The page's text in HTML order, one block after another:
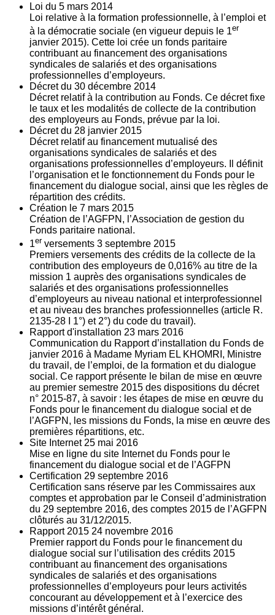
Loi du 5 mars 2014
Loi relative à la formation professionnelle, à l’emploi et
à la démocratie sociale (en vigueur depuis le 1er
janvier 2015). Cette loi crée un fonds paritaire
contribuant au financement des organisations
syndicales de salariés et des organisations
professionnelles d’employeurs.
Décret du 30 décembre 2014
Décret relatif à la contribution au Fonds. Ce décret fixe
le taux et les modalités de collecte de la contribution
des employeurs au Fonds, prévue par la loi.
Décret du 28 janvier 2015
Décret relatif au financement mutualisé des
organisations syndicales de salariés et des
organisations professionnelles d’employeurs. Il définit
l’organisation et le fonctionnement du Fonds pour le
financement du dialogue social, ainsi que les règles de
répartition des crédits.
Création le 7 mars 2015
Création de l’AGFPN, l’Association de gestion du
Fonds paritaire national.
1er versements 3 septembre 2015
Premiers versements des crédits de la collecte de la
contribution des employeurs de 0,016% au titre de la
mission 1 auprès des organisations syndicales de
salariés et des organisations professionnelles
d’employeurs au niveau national et interprofessionnel
et au niveau des branches professionnelles (article R.
2135‐28 I 1°) et 2°) du code du travail).
Rapport d'installation 23 mars 2016
Communication du Rapport d’installation du Fonds de
janvier 2016 à Madame Myriam EL KHOMRI, Ministre
du travail, de l’emploi, de la formation et du dialogue
social. Ce rapport présente le bilan de mise en œuvre
au premier semestre 2015 des dispositions du décret
n° 2015-87, à savoir : les étapes de mise en œuvre du
Fonds pour le financement du dialogue social et de
l’AGFPN, les missions du Fonds, la mise en œuvre des
premières répartitions, etc.
Site Internet 25 mai 2016
Mise en ligne du site Internet du Fonds pour le
financement du dialogue social et de l’AGFPN
Certification 29 septembre 2016
Certification sans réserve par les Commissaires aux
comptes et approbation par le Conseil d’administration
du 29 septembre 2016, des comptes 2015 de l’AGFPN
clôturés au 31/12/2015.
Rapport 2015 24 novembre 2016
Premier rapport du Fonds pour le financement du
dialogue social sur l’utilisation des crédits 2015
contribuant au financement des organisations
syndicales de salariés et des organisations
professionnelles d’employeurs pour leurs activités
concourant au développement et à l’exercice des
missions d’intérêt général.